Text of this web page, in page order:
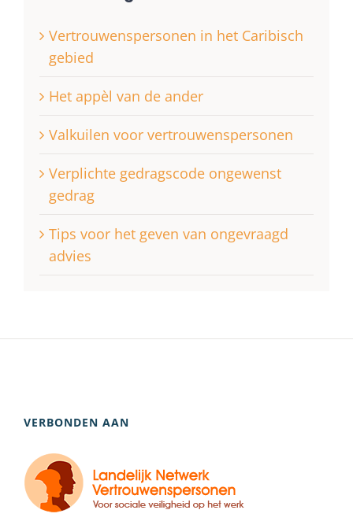
Vertrouwenspersonen in het Caribisch
gebied
Het appèl van de ander
Valkuilen voor vertrouwenspersonen
Verplichte gedragscode ongewenst
gedrag
Tips voor het geven van ongevraagd
advies
VERBONDEN AAN